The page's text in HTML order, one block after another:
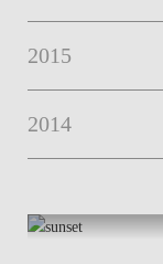
2015
2014